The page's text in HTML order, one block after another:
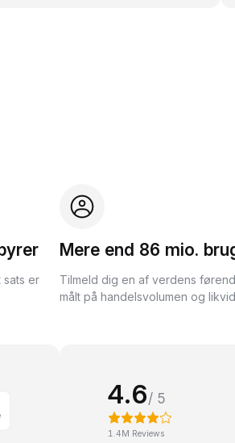
sats er
Mere end 86 mio.
Tilmeld dig en af verdens
målt på handelsvolumen og
4.6/ 5
1.4M Reviews